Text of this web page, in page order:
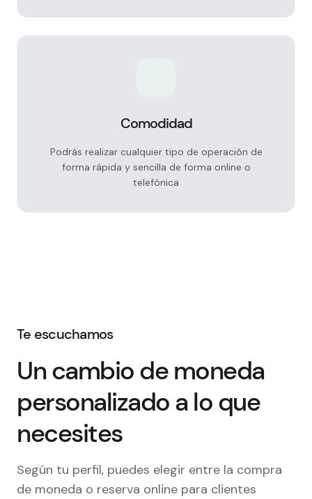
Comodidad
Podrás realizar cualquier tipo de operación de
forma rápida y sencilla de forma online o
telefónica
Te escuchamos
Un cambio de moneda
personalizado a lo que
necesites
Según tu perfil, puedes elegir entre la compra
de moneda o reserva online para clientes